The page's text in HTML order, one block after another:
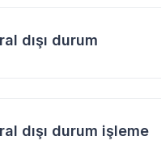
dışı durum
dışı durum işleme